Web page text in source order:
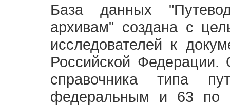
База данных
архивам" создана с
исследователей к
Российской
справочника типа
федеральным и 63 по